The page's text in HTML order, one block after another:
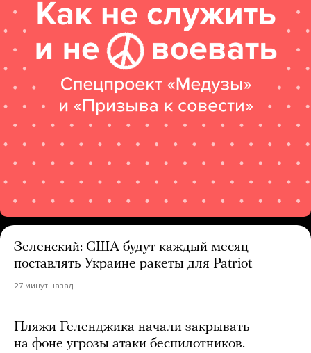
Зеленский: США будут каждый месяц
поставлять Украине ракеты для Patriot
27 минут назад
Пляжи Геленджика начали закрывать
на фоне угрозы атаки беспилотников.